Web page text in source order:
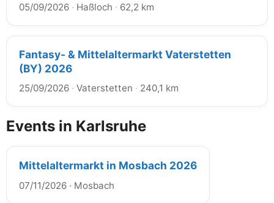
05/09/2026 · Haßloch · 62,2 km
Fantasy- & Mittelaltermarkt Vaterstetten
(BY) 2026
25/09/2026 · Vaterstetten · 240,1 km
Events in Karlsruhe
Mittelaltermarkt in Mosbach 2026
07/11/2026 · Mosbach